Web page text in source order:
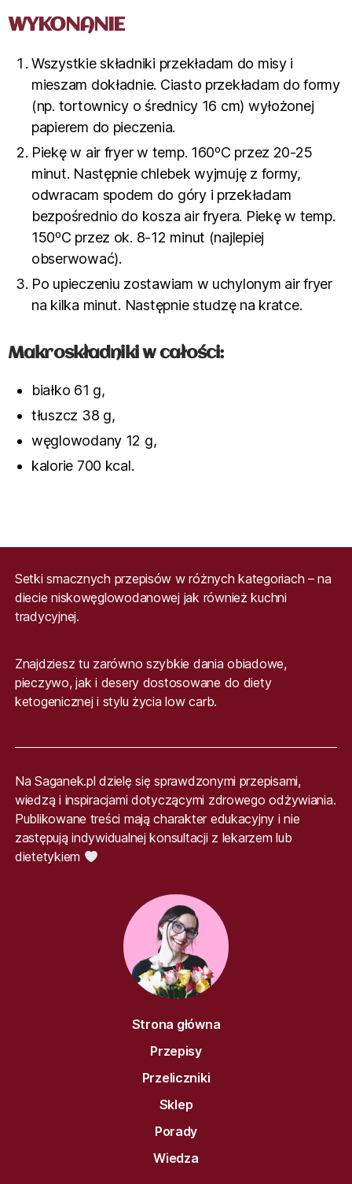
WYKONANIE
Wszystkie składniki przekładam do misy i
mieszam dokładnie. Ciasto przekładam do formy
(np. tortownicy o średnicy 16 cm) wyłożonej
papierem do pieczenia.
Piekę w air fryer w temp. 160ºC przez 20-25
minut. Następnie chlebek wyjmuję z formy,
odwracam spodem do góry i przekładam
bezpośrednio do kosza air fryera. Piekę w temp.
150ºC przez ok. 8-12 minut (najlepiej
obserwować).
Po upieczeniu zostawiam w uchylonym air fryer
na kilka minut. Następnie studzę na kratce.
Makroskładniki w całości:
białko 61 g,
tłuszcz 38 g,
węglowodany 12 g,
kalorie 700 kcal.
Setki smacznych przepisów w różnych kategoriach – na
diecie niskowęglowodanowej jak również kuchni
tradycyjnej.
Znajdziesz tu zarówno szybkie dania obiadowe,
pieczywo, jak i desery dostosowane do diety
ketogenicznej i stylu życia low carb.
Na Saganek.pl dzielę się sprawdzonymi przepisami,
wiedzą i inspiracjami dotyczącymi zdrowego odżywiania.
Publikowane treści mają charakter edukacyjny i nie
zastępują indywidualnej konsultacji z lekarzem lub
dietetykiem
Strona główna
Przepisy
Przeliczniki
Sklep
Porady
Wiedza